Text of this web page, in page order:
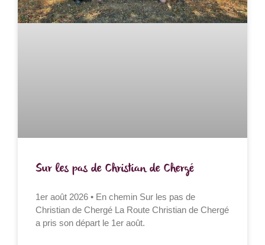
Sur les pas de Christian de Chergé
1er août 2026 • En chemin Sur les pas de
Christian de Chergé La Route Christian de Chergé
a pris son départ le 1er août.